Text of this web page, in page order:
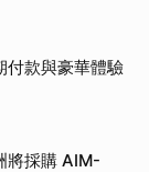
付款與豪華體驗
將採購 AIM-